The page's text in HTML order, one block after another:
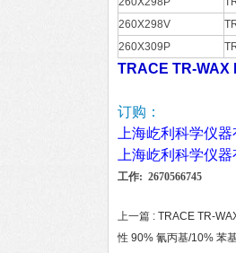
260X298V
260X309P
TRACE TR-WAX
订购：
上海屹利科学仪器
上海屹利科学仪器
工作: 2670566745
上一篇 : TRACE TR-
性 90% 氰丙基/10% 苯